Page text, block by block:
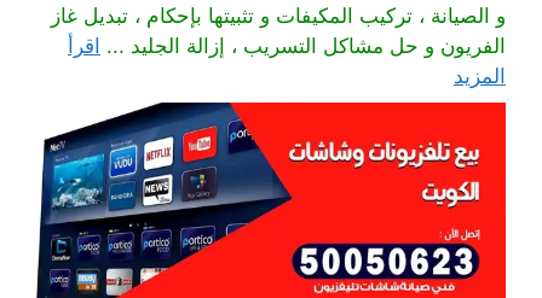
و الصيانة ، تركيب المكيفات و تثبيتها بإحكام ، تبديل غاز
الفريون و حل مشاكل التسريب ، إزالة الجليد ... اقرأ
المزيد